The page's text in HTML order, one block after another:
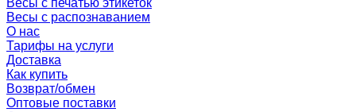
Весы с печатью этикеток
Весы с распознаванием
О нас
Тарифы на услуги
Доставка
Как купить
Возврат/обмен
Оптовые поставки